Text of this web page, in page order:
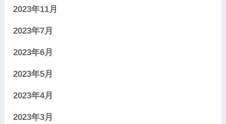
2023年11月
2023年7月
2023年6月
2023年5月
2023年4月
2023年3月